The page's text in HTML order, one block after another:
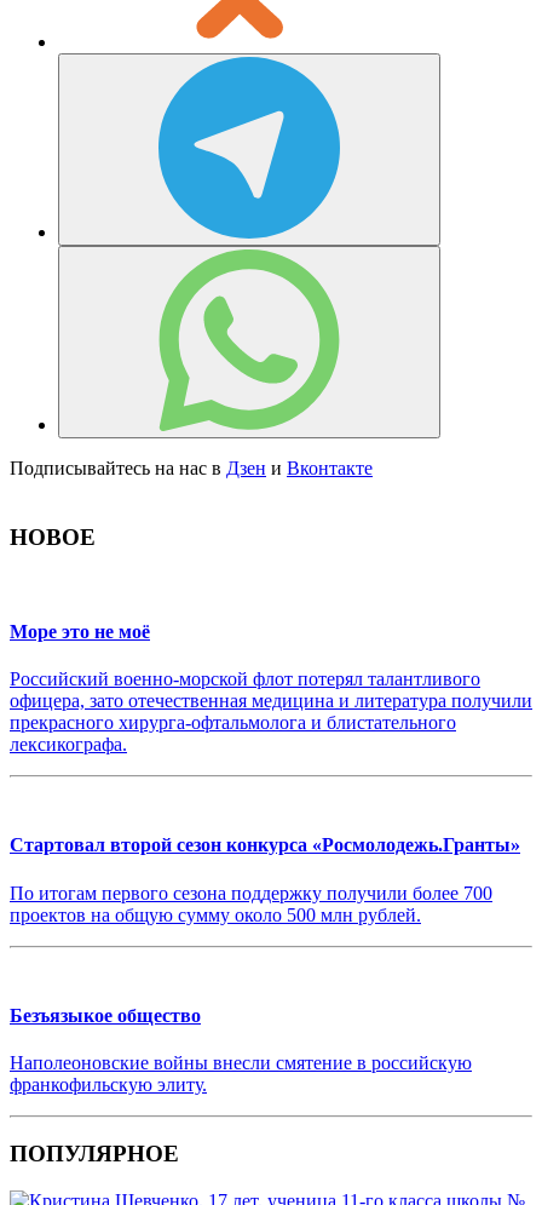
Подписывайтесь на нас в Дзен и Вконтакте
НОВОЕ
Море это не моё
Российский военно-морской флот потерял талантливого
офицера, зато отечественная медицина и литература получили
прекрасного хирурга-офтальмолога и блистательного
лексикографа.
Стартовал второй сезон конкурса «Росмолодежь.Гранты»
По итогам первого сезона поддержку получили более 700
проектов на общую сумму около 500 млн рублей.
Безъязыкое общество
Наполеоновские войны внесли смятение в российскую
франкофильскую элиту.
ПОПУЛЯРНОЕ